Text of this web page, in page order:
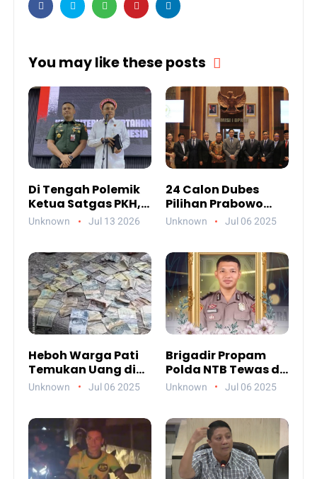
You may like these posts
Di Tengah Polemik
Ketua Satgas PKH,
Ada Pesan Penting
Unknown Jul 13 2026
24 Calon Dubes
Pilihan Prabowo
Jalani Uji
Unknown Jul 06 2025
Heboh Warga Pati
Temukan Uang di
Sungai, Netizen
Unknown Jul 06 2025
Brigadir Propam
Polda NTB Tewas di
Gili Trawangan,
Sendiri
Unknown Jul 06 2025